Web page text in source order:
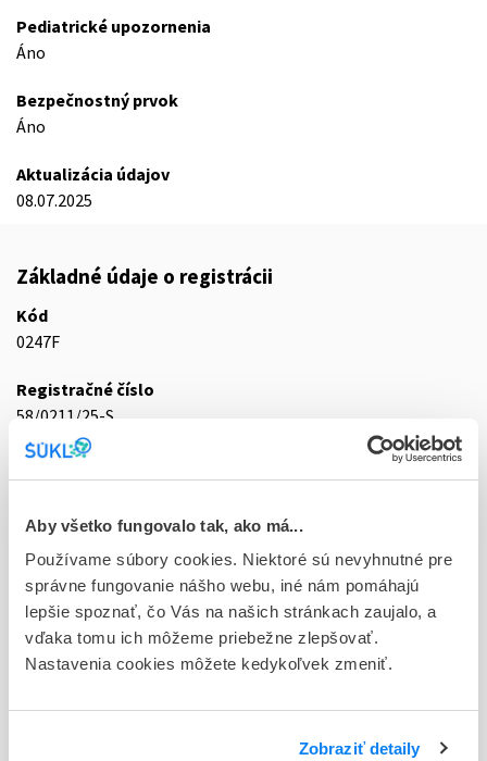
Aby všetko fungovalo tak, ako má...
Používame súbory cookies. Niektoré sú nevyhnutné pre
správne fungovanie nášho webu, iné nám pomáhajú
lepšie spoznať, čo Vás na našich stránkach zaujalo, a
vďaka tomu ich môžeme priebežne zlepšovať.
Nastavenia cookies môžete kedykoľvek zmeniť.
Zobraziť detaily
Pediatrické upozornenia
Áno
Bezpečnostný prvok
Áno
Aktualizácia údajov
08.07.2025
Základné údaje o registrácii
Kód
0247F
Registračné číslo
58/0211/25-S
Doplnok
Stav
R - Aktuálna registrácia
Typ registračnej procedúry
Decentralizovaná
STADA Arzneimittel AG, Nemecko